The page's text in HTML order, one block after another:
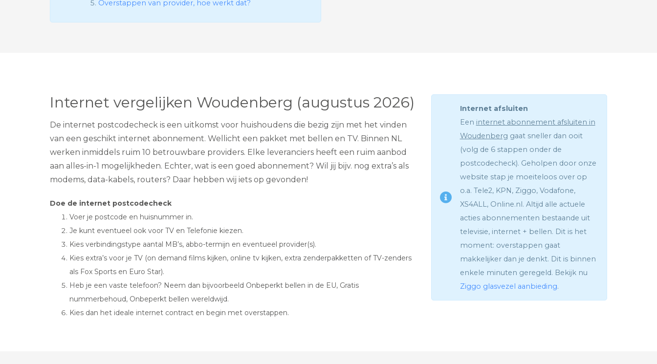
i
Overstappen van provider, hoe werkt dat?
Internet vergelijken Woudenberg (augustus 2026)
De internet postcodecheck is een uitkomst voor huishoudens die bezig zijn met het vinden
van een geschikt internet abonnement. Wellicht een pakket met bellen en TV. Binnen NL
werken inmiddels ruim 10 betrouwbare providers. Elke leveranciers heeft een ruim aanbod
aan alles-in-1 mogelijkheden. Echter, wat is een goed abonnement? Wil jij bijv. nog extra’s als
modems, data-kabels, routers? Daar hebben wij iets op gevonden!
Doe de internet postcodecheck
Voer je postcode en huisnummer in.
Je kunt eventueel ook voor TV en Telefonie kiezen.
Kies verbindingstype aantal MB’s, abbo-termijn en eventueel provider(s).
Kies extra’s voor je TV (on demand films kijken, online tv kijken, extra zenderpakketten of TV-zenders
als Fox Sports en Euro Star).
Heb je een vaste telefoon? Neem dan bijvoorbeeld Onbeperkt bellen in de EU, Gratis
nummerbehoud, Onbeperkt bellen wereldwijd.
Kies dan het ideale internet contract en begin met overstappen.
Internet afsluiten
Een internet abonnement afsluiten in
Woudenberg gaat sneller dan ooit
(volg de 6 stappen onder de
postcodecheck). Geholpen door onze
website stap je moeiteloos over op
o.a. Tele2, KPN, Ziggo, Vodafone,
XS4ALL, Online.nl. Altijd alle actuele
acties abonnementen bestaande uit
televisie, internet + bellen. Dit is het
moment: overstappen gaat
makkelijker dan je denkt. Dit is binnen
enkele minuten geregeld. Bekijk nu
Ziggo glasvezel aanbieding.